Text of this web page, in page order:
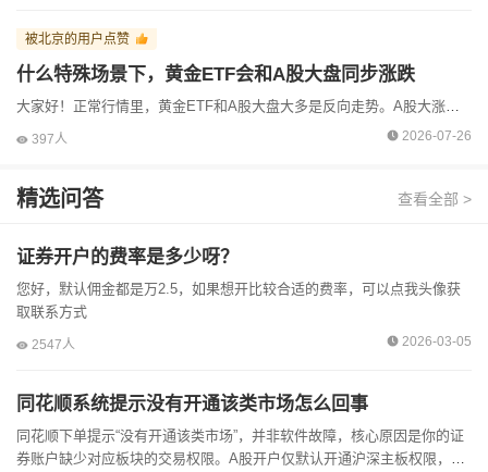
被北京的用户点赞
什么特殊场景下，黄金ETF会和A股大盘同步涨跌
大家好！正常行情里，黄金ETF和A股大盘大多是反向走势。A股大涨风险偏好提升，避险黄金走弱；A股大跌资金避险，黄金逆势走强。但在三类特殊宏观场景中，两者会打破对冲属性，走出同涨同跌的同步行情，很...
397人 2026-07-26
精选问答 查看全部 >
证券开户的费率是多少呀？
您好，默认佣金都是万2.5，如果想开比较合适的费率，可以点我头像获
取联系方式
2547人 2026-03-05
同花顺系统提示没有开通该类市场怎么回事
同花顺下单提示“没有开通该类市场”，并非软件故障，核心原因是你的证
券账户缺少对应板块的交易权限。A股开户仅默认开通沪深主板权限，创